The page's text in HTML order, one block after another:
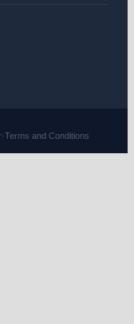
·Terms and Conditions